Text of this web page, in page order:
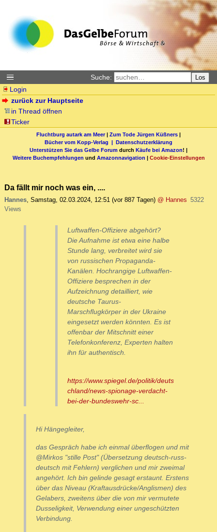
Suche: Los
Login
zurück zur Hauptseite
in Thread öffnen
Ticker
Fluchtburg autark am Meer| Zum Tode Jürgen Küßners |
Bücher vom Kopp-Verlag | Datenschutzerklärung
Unterstützen Sie das Gelbe Forum durch Käufe bei Amazon! |
Weitere Buchempfehlungen und Amazonnavigation | Cookie-Einstellungen
Da fällt mir noch was ein, ....
Hannes, Samstag, 02.03.2024, 12:51 (vor 887 Tagen) @ Hannes 5322
Views
Luftwaffen-Offiziere abgehört?
Die Aufnahme ist etwa eine halbe
Stunde lang, verbreitet wird sie
von russischen Propaganda-
Kanälen. Hochrangige Luftwaffen-
Offiziere besprechen in der
Aufzeichnung detailliert, wie
deutsche Taurus-
Marschflugkörper in der Ukraine
eingesetzt werden könnten. Es ist
offenbar der Mitschnitt einer
Telefonkonferenz, Experten halten
ihn für authentisch.
https://www.spiegel.de/politik/deuts
chland/news-spionage-verdacht-
bei-der-bundeswehr-sc...
Hi Hängegleiter,
das Gespräch habe ich einmal überflogen und mit
@Mirkos "stille Post" (Übersetzung deutsch-russ-
deutsch mit Fehlern) verglichen und mir zweimal
angehört. Ich bin gelinde gesagt erstaunt. Erstens
über das Niveau (Kraftausdrücke/Anglismen) des
Gelabers, zweitens über die von mir vermutete
Dusseligkeit, Verwendung einer ungeschützten
Verbindung.